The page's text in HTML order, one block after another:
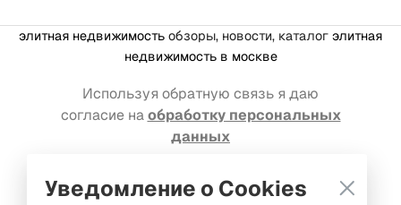
элитная недвижимость обзоры, новости, каталог элитная
недвижимость в москве
Используя обратную связь я даю
согласие наобработку персональных
данных
© Premium estate, 2016-2026. Все права защищены
Уведомление о Cookies